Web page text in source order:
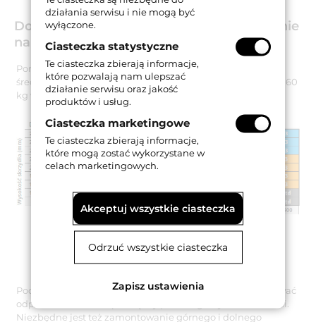
Dobór - ilość zawiasów i ich rozmieszczenie
na skrzydle
Poniższa tabela informuje o tym, ile zawiasów OT 190 o
średnicy 16 mm należy zastosować na skrzydle o wadze do 60
kg w zależności od jego wysokości i szerokości.
Podczas montażu należy zwrócić uwagę na to, aby zachować
odpowiedni rozstaw pomiędzy poszczególnymi zawiasami.
Niezbędne jest też zamontowanie górnego i dolnego
działania serwisu i nie mogą być
wyłączone.
Ciasteczka statystyczne
Te ciasteczka zbierają informacje,
które pozwalają nam ulepszać
działanie serwisu oraz jakość
produktów i usług.
Ciasteczka marketingowe
Te ciasteczka zbierają informacje,
które mogą zostać wykorzystane w
celach marketingowych.
Akceptuj wszystkie ciasteczka
Odrzuć wszystkie ciasteczka
Zapisz ustawienia